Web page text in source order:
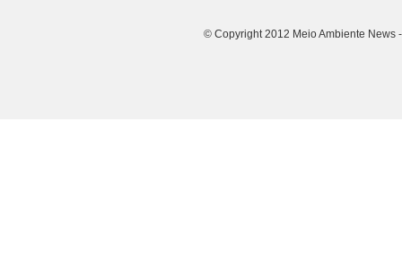
© Copyright 2012 Meio Ambiente News